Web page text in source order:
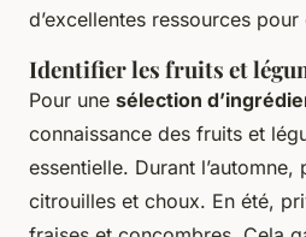
d’excellentes ressources pour
Identifier les fruits et
Pour une sélection
connaissance des fruits et
essentielle. Durant
citrouilles et choux. En été,